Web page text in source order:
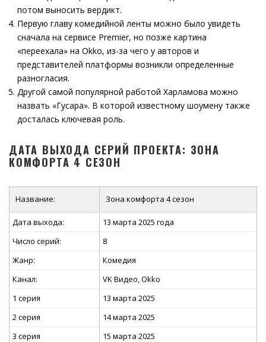
потом выносить вердикт.
Первую главу комедийной ленты можно было увидеть
сначала на сервисе Premier, но позже картина
«переехала» на Okko, из-за чего у авторов и
представителей платформы возникли определенные
разногласия.
Другой самой популярной работой Харламова можно
назвать «Гусара». В которой известному шоумену также
досталась ключевая роль.
ДАТА ВЫХОДА СЕРИЙ ПРОЕКТА: ЗОНА
КОМФОРТА 4 СЕЗОН
Название: Зона комфорта 4 сезон
Дата выхода:
13 марта 2025 года
Число серий:
8
Жанр:
Комедия
Канал:
VK Видео, Okko
1 серия
13 марта 2025
2 серия
14 марта 2025
3 серия
15 марта 2025